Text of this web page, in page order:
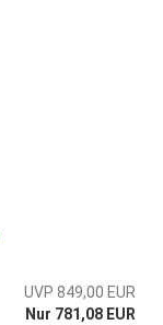
UVP 849,00 EUR
Nur 781,08 EUR